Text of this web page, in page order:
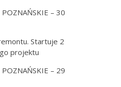
– 30
Startuje 2
projektu
– 29